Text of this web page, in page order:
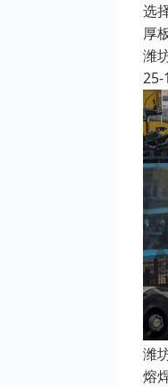
选
厚
潍
25-
潍
熔